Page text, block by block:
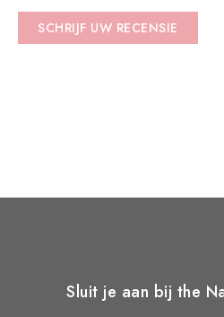
SCHRIJF UW RECENSIE
Sluit je aan bij the